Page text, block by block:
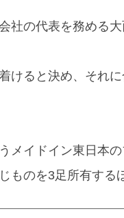
社の代表を務める大
けると決め、それ
イドイン東日本の
のを3足所有する